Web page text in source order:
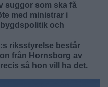
suggor som ska få
med ministrar i
och
riksstyrelse består
från Hornsborg av
så hon vill ha det.